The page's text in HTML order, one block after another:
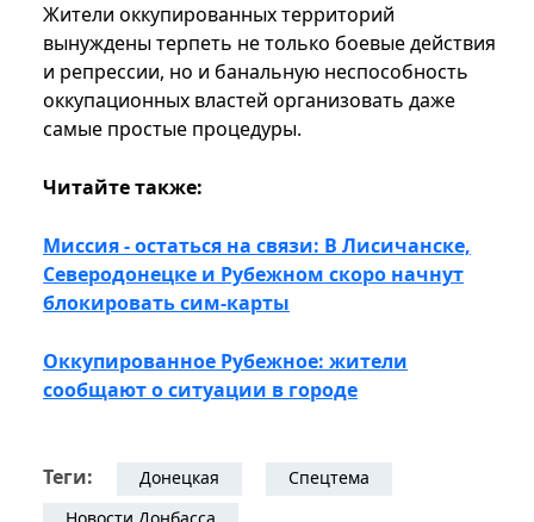
Жители оккупированных территорий
вынуждены терпеть не только боевые действия
и репрессии, но и банальную неспособность
оккупационных властей организовать даже
самые простые процедуры.
Читайте также:
Миссия - остаться на связи: В Лисичанске,
Северодонецке и Рубежном скоро начнут
блокировать сим-карты
Оккупированное Рубежное: жители
сообщают о ситуации в городе
Теги: Донецкая
Спецтема